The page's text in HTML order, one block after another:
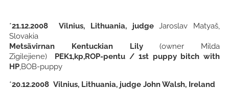
*21.12.2008 Vilnius, Lithuania, judgeJaroslav Matyaš,
Slovakia
Metsävirnan Kentuckian Lily(owner Milda
Zigilejiene)
PEK1,kp,ROP-pentu / 1st puppy bitch with
HP ,BOB-puppy
*20.12.2008 Vilnius, Lithuania, judge John Walsh, Ireland